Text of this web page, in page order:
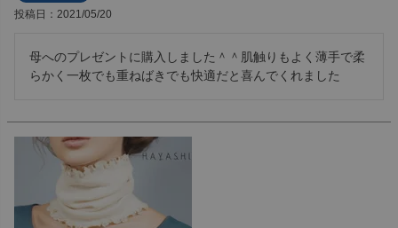
投稿日 2021/05/20
母へのプレゼントに購入しました＾＾肌触りもよく薄手で柔
らかく一枚でも重ねばきでも快適だと喜んでくれました